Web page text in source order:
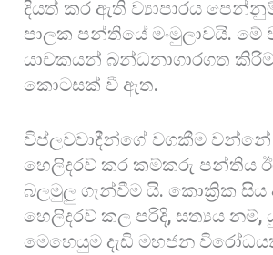
දියත් කර ඇති ව්‍යාපාරය
පාලක පන්තියේ මංමුලාවයි. මේ
යාචකයන් බන්ධනාගාරගත කිරිම
කොටසක් වී ඇත.
විප්ලවවාදීන්ගේ වගකීම
හෙලිදරව් කර කම්කරු පන්තිය
බලමුලු ගැන්වීම යි. කොක්‍රික සිය
හෙලිදරව් කල පරිදි, සත්‍යය
මෙහෙයුම දැඩි මහජන